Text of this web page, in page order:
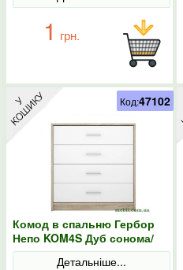
1 грн.
Комод в спальню Гербор
Непо KOM4S Дуб сонома/
Німфея альба
Детальніше...
Код:47102